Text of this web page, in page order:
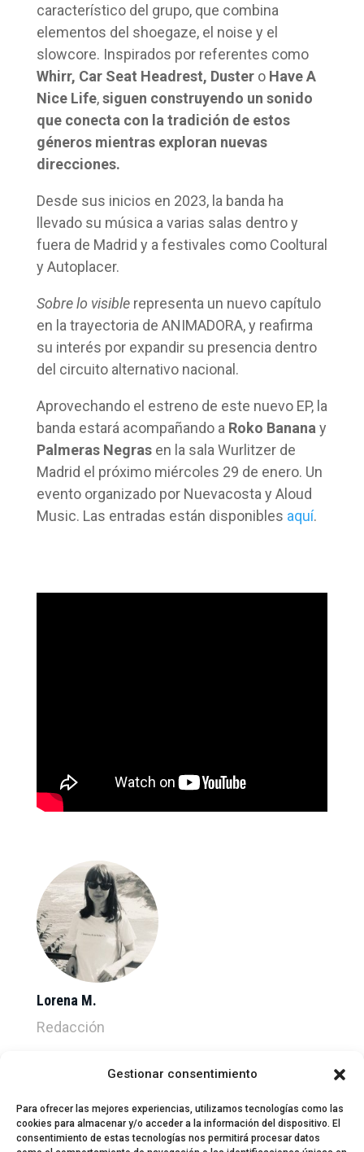
Gestionar consentimiento
Para ofrecer las mejores experiencias, utilizamos tecnologías como las
cookies para almacenar y/o acceder a la información del dispositivo. El
consentimiento de estas tecnologías nos permitirá procesar datos
característico del grupo, que combina
elementos del shoegaze, el noise y el
slowcore. Inspirados por referentes como
Whirr, Car Seat Headrest, Dustero Have A
Nice Life,siguen construyendo un sonido
que conecta con la tradición de estos
géneros mientras exploran nuevas
direcciones.
Desde sus inicios en 2023, la banda ha
llevado su música a varias salas dentro y
fuera de Madrid y a festivales como Cooltural
y Autoplacer.
Sobre lo visiblerepresenta un nuevo capítulo
en la trayectoria de ANIMADORA, y reafirma
su interés por expandir su presencia dentro
del circuito alternativo nacional.
Aprovechando el estreno de este nuevo EP, la
banda estará acompañando a Roko Banana y
Palmeras Negrasen la sala Wurlitzer de
Madrid el próximo miércoles 29 de enero. Un
evento organizado por Nuevacosta y Aloud
Music. Las entradas están disponibles aquí.
Lorena M.
Redacción